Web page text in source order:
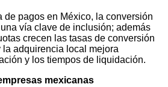
de pagos en México, la conversión
vía clave de inclusión; además
crecen las tasas de conversión
adquirencia local mejora
y los tiempos de liquidación.
mexicanas